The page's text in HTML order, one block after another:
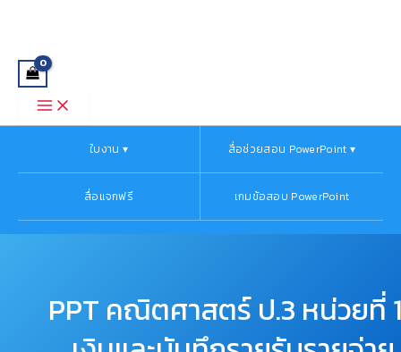
ใบงาน ▾ สื่อช่วยสอน PowerPoint ▾
สื่อแจกฟรี เกมข้อสอบ PowerPoint
PPT คณิตศาสตร์ ป.3 หน่วยที่
หน่วย
บันทึก
จ่าย
ชิ้น